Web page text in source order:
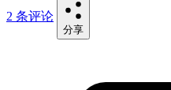
2 条评论
分享